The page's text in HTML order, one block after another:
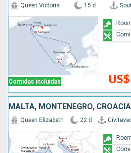
Comidas incluidas
Queen Victoria 15 d
Queen Elizabeth 22 d